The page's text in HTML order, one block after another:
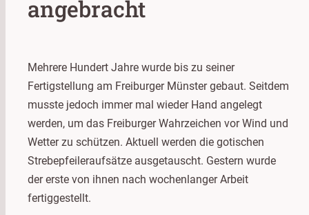
angebracht
Mehrere Hundert Jahre wurde bis zu seiner
Fertigstellung am Freiburger Münster gebaut. Seitdem
musste jedoch immer mal wieder Hand angelegt
werden, um das Freiburger Wahrzeichen vor Wind und
Wetter zu schützen. Aktuell werden die gotischen
Strebepfeileraufsätze ausgetauscht. Gestern wurde
der erste von ihnen nach wochenlanger Arbeit
fertiggestellt.